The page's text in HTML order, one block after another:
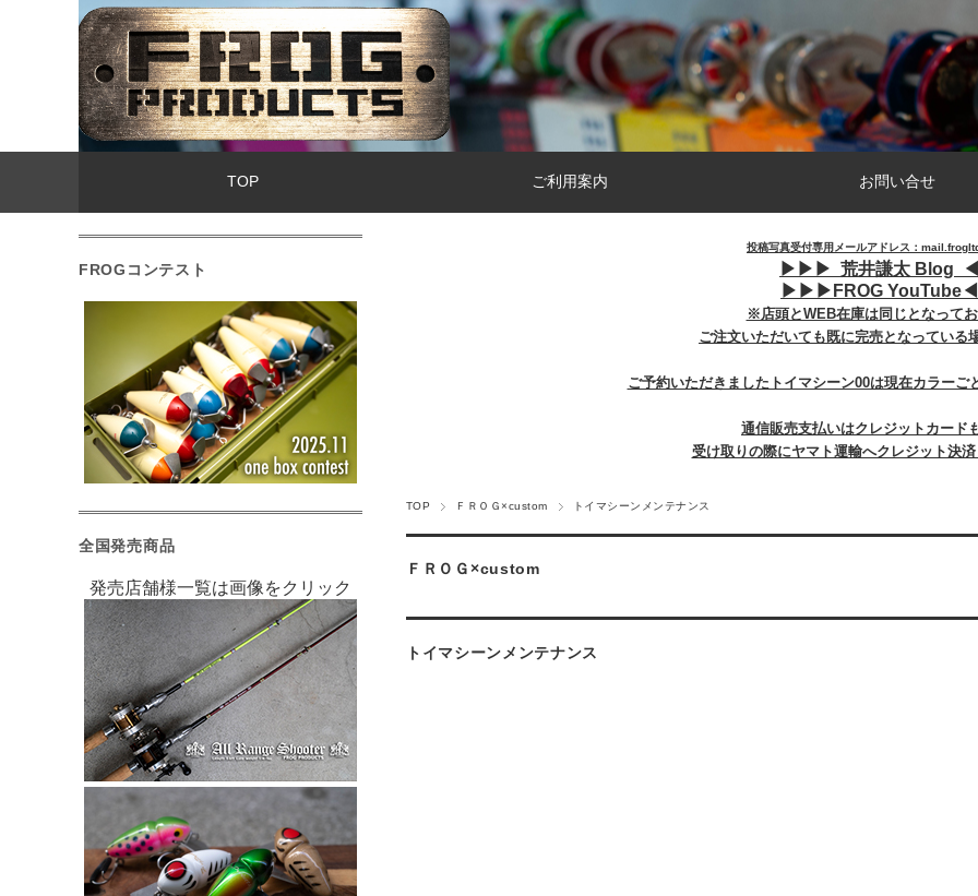
TOP ご利用案内 お問い合せ
投稿写真受付専用メールアドレス：
▶︎ ▶︎ ▶︎ 荒井謙太 Blog ◀︎
▶︎ ▶︎ ▶︎ FROG YouTube◀︎
※店頭とWEB在庫は同じとなって
ご注文いただいても既に完売となっている
ご予約いただきましたトイマシーン00は現在カラーご
通信販売支払いはクレジットカード
受け取りの際にヤマト運輸へクレジット決済
TOP ＦＲＯＧ×custom トイマシーンメンテナンス
ＦＲＯＧ×custom
トイマシーンメンテナンス
FROGコンテスト
全国発売商品
発売店舗様一覧は画像をクリック